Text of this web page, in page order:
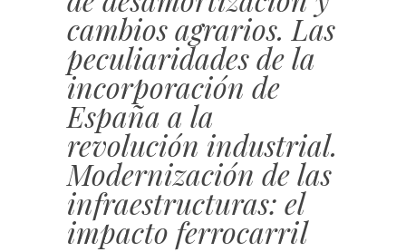
cambios agrarios. Las
peculiaridades de la
incorporación de
España a la
revolución industrial.
Modernización de las
infraestructuras: el
impacto ferrocarril